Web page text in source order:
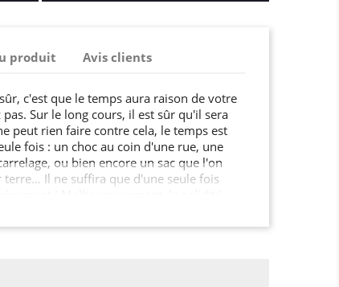
produit Avis clients
c'est que le temps aura raison de votre
Sur le long cours, il est sûr qu'il sera
peut rien faire contre cela, le temps est
fois : un choc au coin d'une rue, une
ou bien encore un sac que l'on
Il ne suffira que d'une seule fois
à son prix… En plus des fêlures
on peut en plus aujourd'hui ajouter